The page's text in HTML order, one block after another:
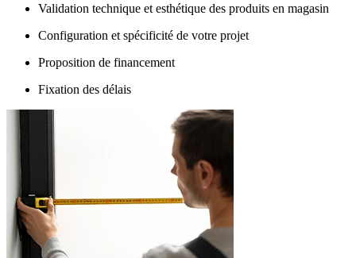
Validation technique et esthétique des produits en magasin
Configuration et spécificité de votre projet
Proposition de financement
Fixation des délais